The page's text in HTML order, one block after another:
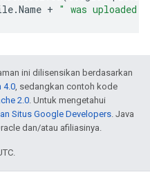
.Name + " was uploaded
ini dilisensikan berdasarkan
4.0, sedangkan contoh kode
2.0. Untuk mengetahui
Situs Google Developers. Java
dan/atau afiliasinya.